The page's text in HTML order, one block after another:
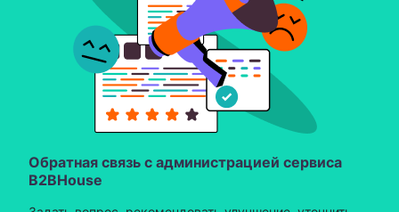
Обратная связь с администрацией сервиса
B2BHouse